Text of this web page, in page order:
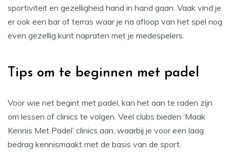
sportiviteit en gezelligheid hand in hand gaan. Vaak vind je
er ook een bar of terras waar je na afloop van het spel nog
even gezellig kunt napraten met je medespelers.
Tips om te beginnen met padel
Voor wie net begint met padel, kan het aan te raden zijn
om lessen of clinics te volgen. Veel clubs bieden ‘Maak
Kennis Met Padel’ clinics aan, waarbij je voor een laag
bedrag kennismaakt met de basis van de sport.